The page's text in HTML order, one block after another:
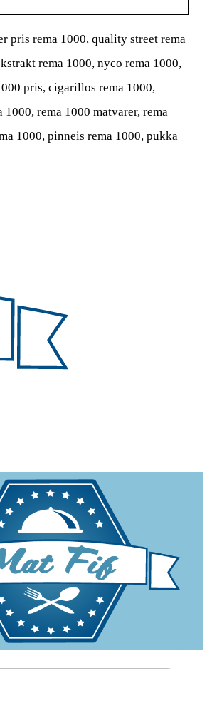
pris rema 1000, quality street rema
rema 1000, nyco rema 1000,
pris, cigarillos rema 1000,
rema 1000 matvarer, rema
1000, pinneis rema 1000, pukka